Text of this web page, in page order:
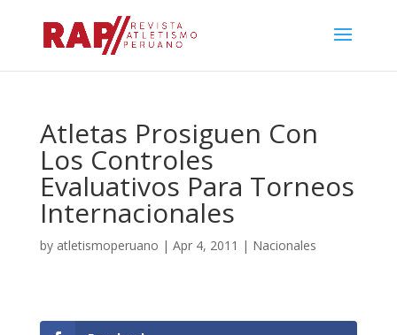
Atletas Prosiguen Con
Los Controles
Evaluativos Para Torneos
Internacionales
by atletismoperuano | Apr 4, 2011 | Nacionales